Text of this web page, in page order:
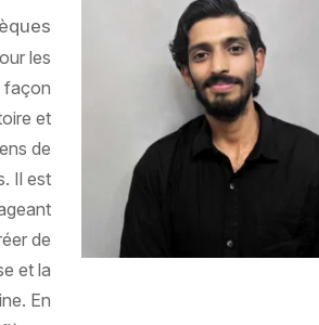
les
façon
et
de
Il est
de
et la
En